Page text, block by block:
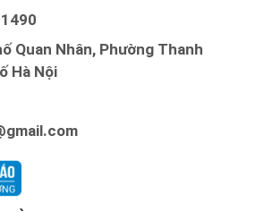
Quan Nhân, Phường Thanh
Hà Nội